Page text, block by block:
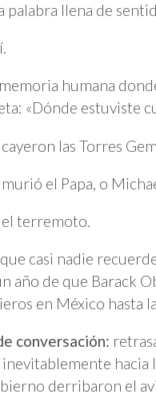
palabra llena de
humana
«Dónde estuviste
las Torres
el Papa, o
terremoto.
casi nadie
año de que Barack
en México hasta
conversación:
hacia
derribaron el